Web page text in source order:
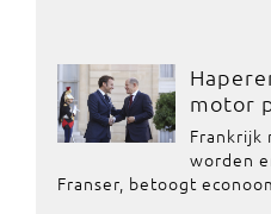
motor
Frankrijk
worden
Franser, betoogt